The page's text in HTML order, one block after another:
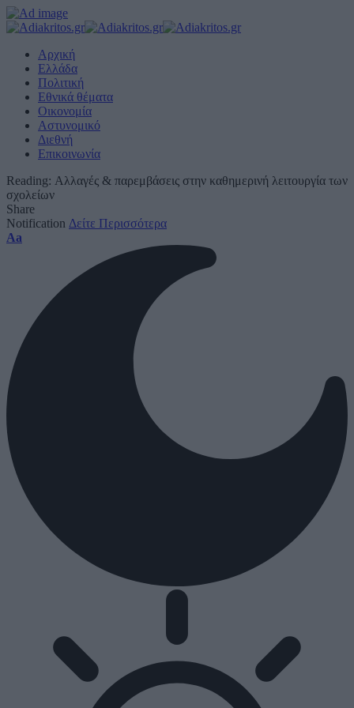
Αρχική
Ελλάδα
Πολιτική
Εθνικά θέματα
Οικονομία
Αστυνομικό
Διεθνή
Επικοινωνία
Reading: Αλλαγές & παρεμβάσεις στην καθημερινή λειτουργία των
σχολείων
Share
Notification Δείτε Περισσότερα
Font
Aa